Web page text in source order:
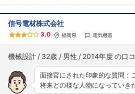
信号電材株式会社
3.0 福岡県 電気機器
機械設計 32歳 男性 2014年度
面接官にされた印象的な質問：
将来どの様な人物になっていき